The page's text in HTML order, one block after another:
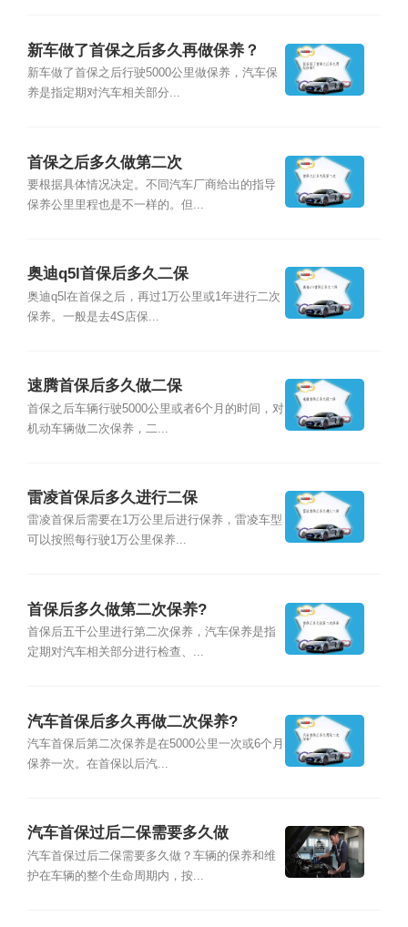
新车做了首保之后多久再做保养？
新车做了首保之后行驶5000公里做保养，汽车保
养是指定期对汽车相关部分...
首保之后多久做第二次
要根据具体情况决定。不同汽车厂商给出的指导
保养公里里程也是不一样的。但...
奥迪q5l首保后多久二保
奥迪q5l在首保之后，再过1万公里或1年进行二次
保养。一般是去4S店保...
速腾首保后多久做二保
首保之后车辆行驶5000公里或者6个月的时间，对
机动车辆做二次保养，二...
雷凌首保后多久进行二保
雷凌首保后需要在1万公里后进行保养，雷凌车型
可以按照每行驶1万公里保养...
首保后多久做第二次保养?
首保后五千公里进行第二次保养，汽车保养是指
定期对汽车相关部分进行检查、...
汽车首保后多久再做二次保养?
汽车首保后第二次保养是在5000公里一次或6个月
保养一次。在首保以后汽...
汽车首保过后二保需要多久做
汽车首保过后二保需要多久做？车辆的保养和维
护在车辆的整个生命周期内，按...